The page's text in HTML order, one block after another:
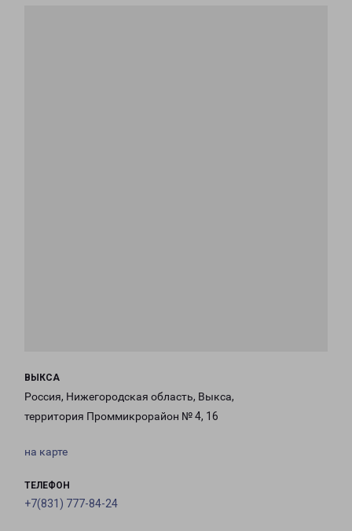
ВЫКСА
Россия, Нижегородская область, Выкса,
территория Проммикрорайон № 4, 16
на карте
ТЕЛЕФОН
+7(831) 777-84-24